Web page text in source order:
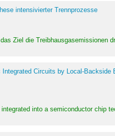
intensivierter Trennprozesse
Ziel die
Circuits by Local-Backside
into a semiconductor chip